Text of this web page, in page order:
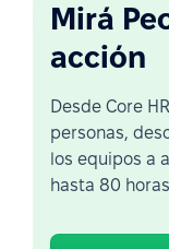
Mirá
acción
Desde Core
personas,
los equipos a
hasta 80